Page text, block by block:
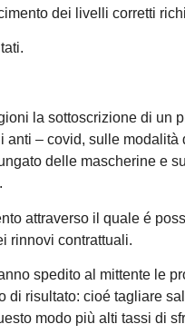
dei livelli corretti
la sottoscrizione di un
anti – covid, sulle
delle mascherine e
attraverso il quale é
rinnovi contrattuali.
spedito al mittente le
di risultato: cioé tagliare
modo più alti tassi di